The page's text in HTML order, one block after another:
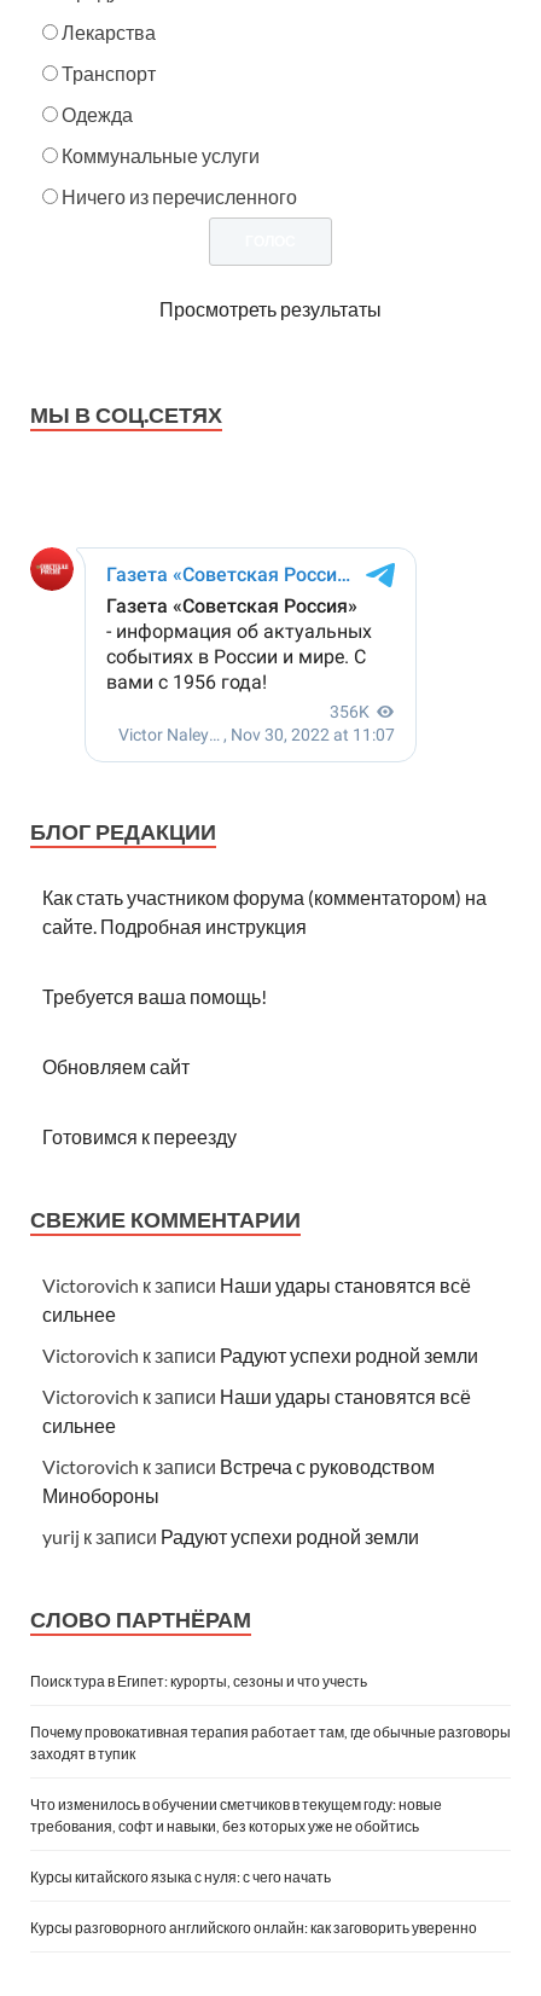
Лекарства
Транспорт
Одежда
Коммунальные услуги
Ничего из перечисленного
Просмотреть результаты
МЫ В СОЦ.СЕТЯХ
БЛОГ РЕДАКЦИИ
Как стать участником форума (комментатором) на
сайте. Подробная инструкция
Требуется ваша помощь!
Обновляем сайт
Готовимся к переезду
СВЕЖИЕ КОММЕНТАРИИ
Victorovich к записи Наши удары становятся всё
сильнее
Victorovich к записи Радуют успехи родной земли
Victorovich к записи Наши удары становятся всё
сильнее
Victorovich к записи Встреча с руководством
Минобороны
yurij к записи Радуют успехи родной земли
СЛОВО ПАРТНЁРАМ
Поиск тура в Египет: курорты, сезоны и что учесть
Почему провокативная терапия работает там, где обычные разговоры
заходят в тупик
Что изменилось в обучении сметчиков в текущем году: новые
требования, софт и навыки, без которых уже не обойтись
Курсы китайского языка с нуля: с чего начать
Курсы разговорного английского онлайн: как заговорить уверенно